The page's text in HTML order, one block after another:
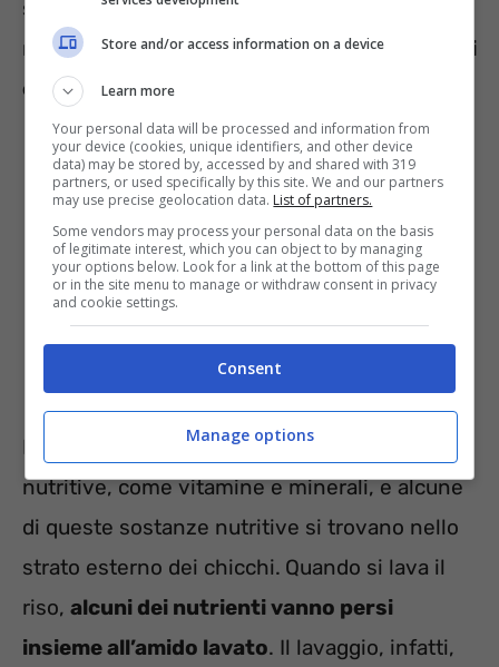
separati durante la cottura. È importante
notare come illavaggio del riso ha però degli
effetti negativi sull’alimento
Il riso è un alimento ricco di sostanze
nutritive, come vitamine e minerali, e alcune
di queste sostanze nutritive si trovano nello
strato esterno dei chicchi. Quando si lava il
riso, alcuni dei nutrienti vanno persi
insieme all’amido lavato. Il lavaggio, infatti,
Store and/or access information on a device
Learn more
Your personal data will be processed and information from
your device (cookies, unique identifiers, and other device
data) may be stored by, accessed by and shared with 319
partners, or used specifically by this site. We and our partners
may use precise geolocation data. List of partners.
Some vendors may process your personal data on the basis
of legitimate interest, which you can object to by managing
your options below. Look for a link at the bottom of this page
or in the site menu to manage or withdraw consent in privacy
and cookie settings.
Consent
Manage options